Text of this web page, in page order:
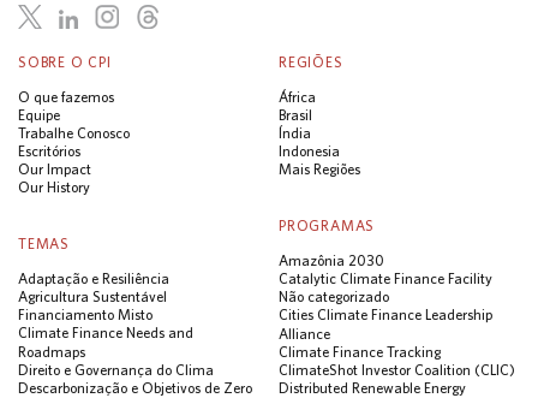
SOBRE O CPI
O que fazemos
Equipe
Trabalhe Conosco
Escritórios
Our Impact
Our History
REGIÕES
África
Brasil
Índia
Indonesia
Mais Regiões
TEMAS
Adaptação e Resiliência
Agricultura Sustentável
Financiamento Misto
Climate Finance Needs and
Roadmaps
Direito e Governança do Clima
Descarbonização e Objetivos de Zero
PROGRAMAS
Amazônia 2030
Catalytic Climate Finance Facility
Não categorizado
Cities Climate Finance Leadership
Alliance
Climate Finance Tracking
ClimateShot Investor Coalition (CLIC)
Distributed Renewable Energy